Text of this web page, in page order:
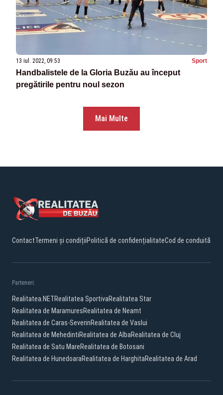
13 iul. 2022, 09:53 Sport
Handbalistele de la Gloria Buzău au început
pregătirile pentru noul sezon
Mai Multe
ContactTermeni și condițiiPolitică de confidențialitateCod de conduită
Parteneri:
Realitatea.NETRealitatea SportivaRealitatea Star
Realitatea de MaramuresRealitatea de Neamt
Realitatea de Caras-SeverinRealitatea de Vaslui
Realitatea de MehedintiRealitatea de AlbaRealitatea de Cluj
Realitatea de Satu MareRealitatea de Botosani
Realitatea de HunedoaraRealitatea de HarghitaRealitatea de Arad